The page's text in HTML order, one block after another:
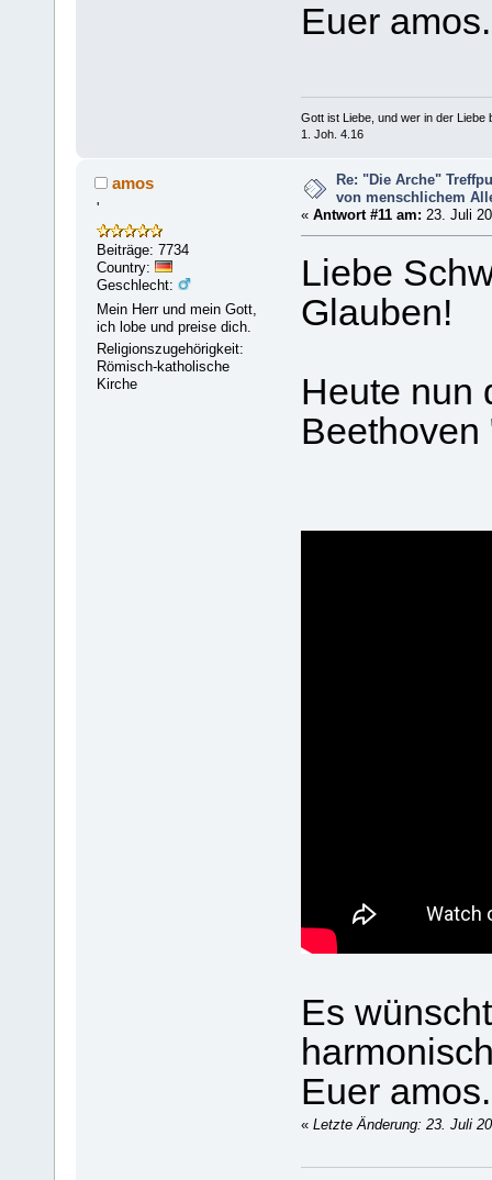
Euer amos.
Gott ist Liebe, und wer in der Liebe
1. Joh. 4.16
amos
'
Beiträge: 7734
Country:
Geschlecht:
Mein Herr und mein Gott,
ich lobe und preise dich.
Religionszugehörigkeit:
Römisch-katholische
Kirche
Re: "Die Arche"
von menschlichem
« Antwort #11 am: 23. Juli
Liebe
Glauben!
Heute nun
Beethoven
Es
Euer amos.
« Letzte Änderung: 23. Juli